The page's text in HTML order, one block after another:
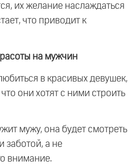
их желание наслаждаться
что приводит к
на мужчин
в красивых девушек,
они хотят с ними строить
мужу, она будет смотреть
заботой, а не
внимание.